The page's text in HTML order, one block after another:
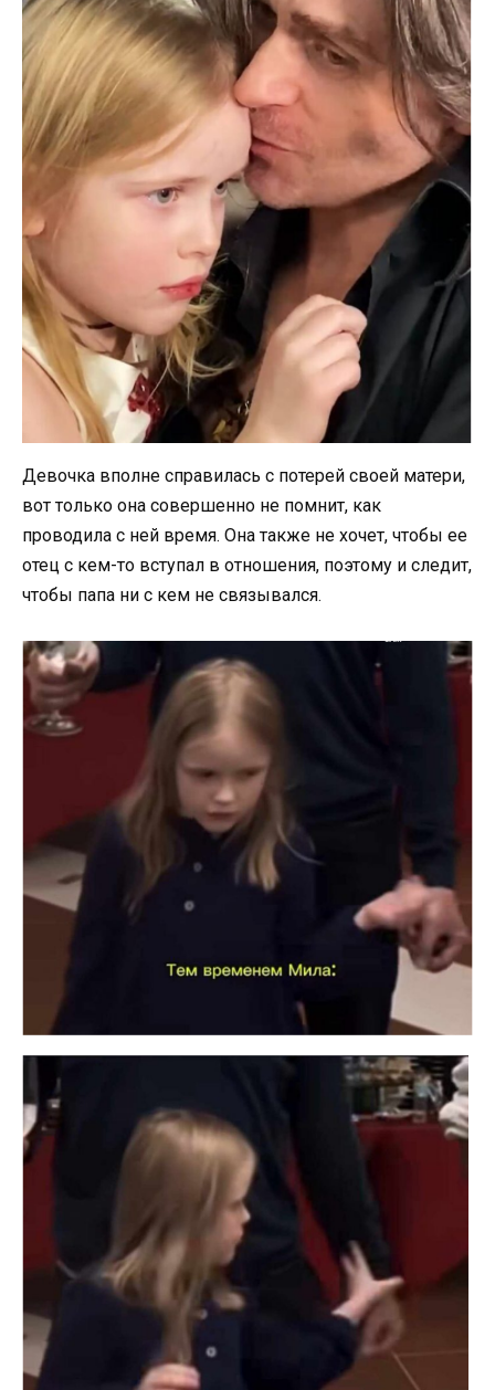
Девочка вполне справилась с потерей своей матери,
вот только она совершенно не помнит, как
проводила с ней время. Она также не хочет, чтобы ее
отец с кем-то вступал в отношения, поэтому и следит,
чтобы папа ни с кем не связывался.